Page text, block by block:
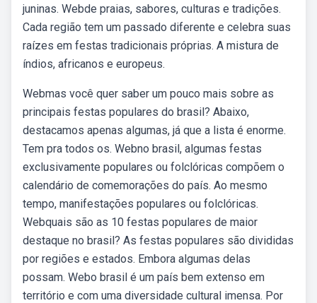
juninas. Webde praias, sabores, culturas e tradições.
Cada região tem um passado diferente e celebra suas
raízes em festas tradicionais próprias. A mistura de
índios, africanos e europeus.
Webmas você quer saber um pouco mais sobre as
principais festas populares do brasil? Abaixo,
destacamos apenas algumas, já que a lista é enorme.
Tem pra todos os. Webno brasil, algumas festas
exclusivamente populares ou folclóricas compõem o
calendário de comemorações do país. Ao mesmo
tempo, manifestações populares ou folclóricas.
Webquais são as 10 festas populares de maior
destaque no brasil? As festas populares são divididas
por regiões e estados. Embora algumas delas
possam. Webo brasil é um país bem extenso em
território e com uma diversidade cultural imensa. Por